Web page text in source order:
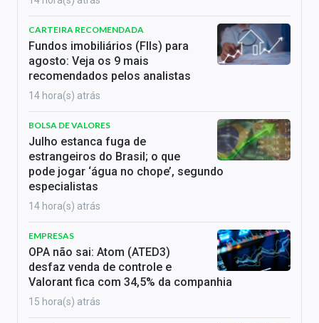
CARTEIRA RECOMENDADA
Fundos imobiliários (FIIs) para
agosto: Veja os 9 mais
recomendados pelos analistas
14 hora(s) atrás
BOLSA DE VALORES
Julho estanca fuga de
estrangeiros do Brasil; o que
pode jogar ‘água no chope’, segundo
especialistas
14 hora(s) atrás
EMPRESAS
OPA não sai: Atom (ATED3)
desfaz venda de controle e
Valorant fica com 34,5% da companhia
15 hora(s) atrás